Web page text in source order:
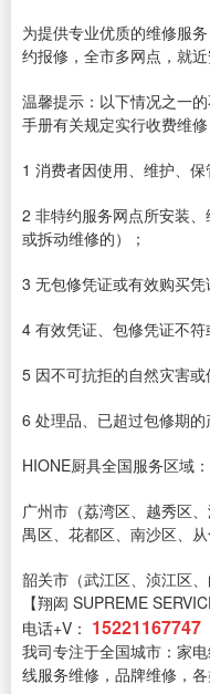
为提供专业优质的维修服
约报修，全市多网点，就
温馨提示：以下情况之一
手册有关规定实行收费维修
1 消费者因使用、维护、保
2 非特约服务网点所安装
或拆动维修的）；
3 无包修凭证或有效购买凭
4 有效凭证、包修凭证不符
5 因不可抗拒的自然灾害或
6 处理品、已超过包修期的
HIONE厨具全国服务区域：
广州市（荔湾区、越秀区
禺区、花都区、南沙区、从
韶关市（武江区、浈江区
【翔闳 SUPREME
电话+V： 15221167747
我司专注于全国城市：家
线服务维修，品牌维修，